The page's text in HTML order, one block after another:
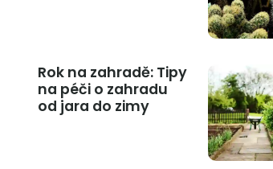
Rok na zahradě: Tipy
na péči o zahradu
od jara do zimy